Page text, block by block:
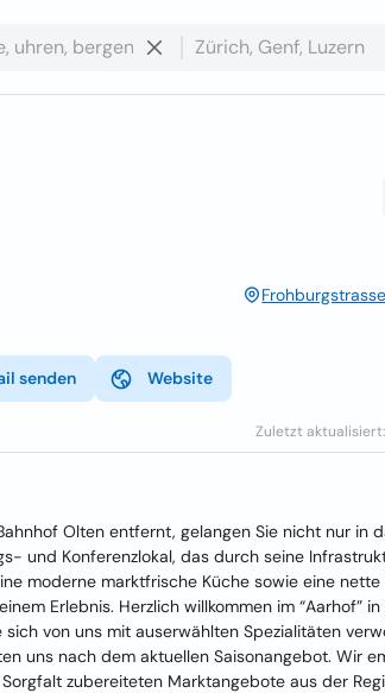
senden Website
Zuletzt
Olten entfernt, gelangen Sie nicht nur in
und Konferenzlokal, das durch seine
moderne marktfrische Küche sowie eine nette
Erlebnis. Herzlich willkommen im “Aarhof”
von uns mit auserwählten Spezialitäten
uns nach dem aktuellen Saisonangebot. Wir
zubereiteten Marktangebote aus der